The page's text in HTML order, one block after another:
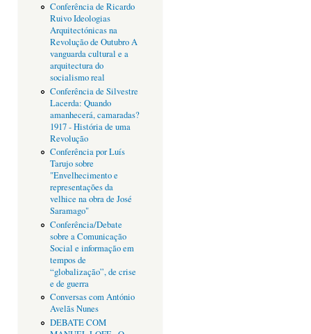
Conferência de Ricardo
Ruivo Ideologias
Arquitectónicas na
Revolução de Outubro A
vanguarda cultural e a
arquitectura do
socialismo real
Conferência de Silvestre
Lacerda: Quando
amanhecerá, camaradas?
1917 - História de uma
Revolução
Conferência por Luís
Tarujo sobre
"Envelhecimento e
representações da
velhice na obra de José
Saramago"
Conferência/Debate
sobre a Comunicação
Social e informação em
tempos de
“globalização”, de crise
e de guerra
Conversas com António
Avelãs Nunes
DEBATE COM